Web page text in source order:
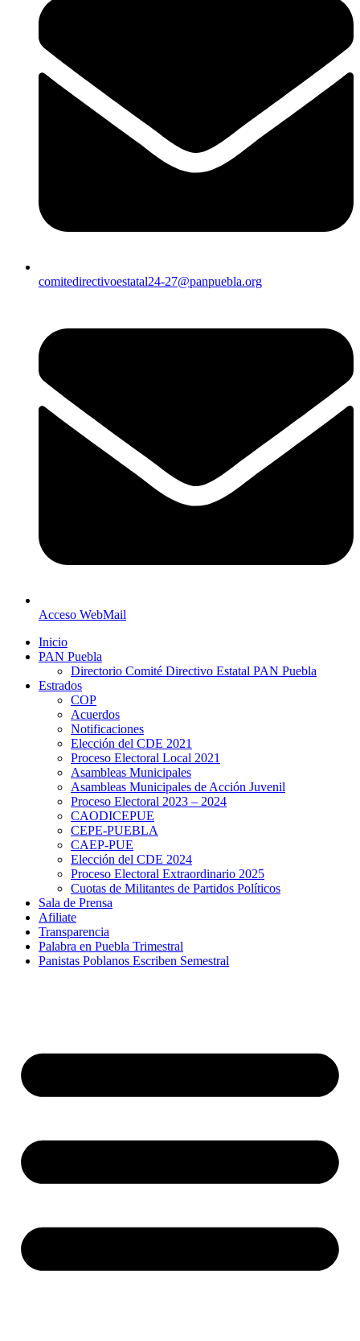
comitedirectivoestatal24-27@panpuebla.org
Acceso WebMail
Inicio
PAN Puebla
Directorio Comité Directivo Estatal PAN Puebla
Estrados
COP
Acuerdos
Notificaciones
Elección del CDE 2021
Proceso Electoral Local 2021
Asambleas Municipales
Asambleas Municipales de Acción Juvenil
Proceso Electoral 2023 – 2024
CAODICEPUE
CEPE-PUEBLA
CAEP-PUE
Elección del CDE 2024
Proceso Electoral Extraordinario 2025
Cuotas de Militantes de Partidos Políticos
Sala de Prensa
Afiliate
Transparencia
Palabra en Puebla Trimestral
Panistas Poblanos Escriben Semestral